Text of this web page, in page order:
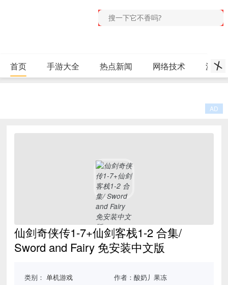
首页 手游大全 热点新闻 网络技术 源码
仙剑奇侠传1-7+仙剑客栈1-2 合集/
Sword and Fairy 免安装中文版
类别：单机游戏 作者：酸奶丿果冻